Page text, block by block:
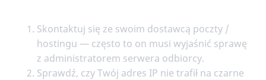
Skontaktuj się ze swoim dostawcą poczty /
hostingu — często to on musi wyjaśnić sprawę
z administratorem serwera odbiorcy.
Sprawdź, czy Twój adres IP nie trafił na czarne